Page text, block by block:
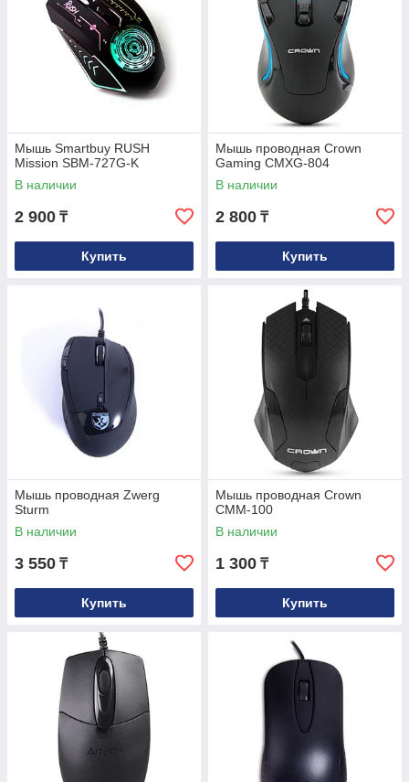
Мышь Smartbuy RUSH
Mission SBM-727G-K
В наличии
2 900 ₸
Купить
Мышь проводная Crown
Gaming CMXG-804
В наличии
2 800 ₸
Купить
Мышь проводная Zwerg
Sturm
В наличии
3 550 ₸
Купить
Мышь проводная Crown
CMM-100
В наличии
1 300 ₸
Купить